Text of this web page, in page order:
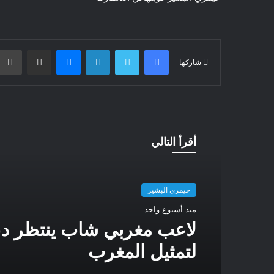
شاركها
فيسبوك تويتر لينكدإن ماسنجر مشاركة عبر البريد
أقرأ التالي
حيمري البشير
منذ أسبوع واحد
لاعب مغربي شاب ينتظر
لتمثيل المغرب